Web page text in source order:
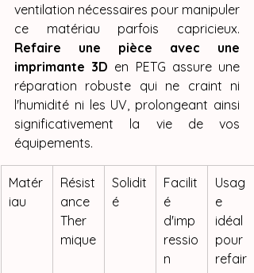
ventilation nécessaires pour manipuler
Refaire une pièce avec une
imprimante 3D en PETG assure une
réparation robuste qui ne craint ni
l'humidité ni les UV, prolongeant ainsi
significativement la vie de vos
équipements.
Matér
iau
Résist
ance
Ther
mique
Solidit
é
Facilit
é
d'imp
ressio
n
Usag
e
idéal
pour
refair